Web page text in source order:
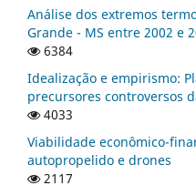
Análise dos extremos
Grande - MS entre 2002 e
6384
Idealização e empirismo:
precursores controversos
4033
Viabilidade econômico-
autopropelido e drones
2117